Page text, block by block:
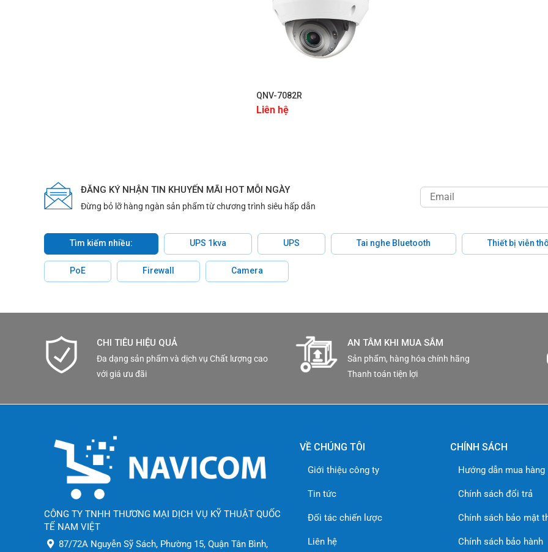
: Với chỉ 0.1Lux (F1.6, 1/30sec),
được trang bị chế độ ban đêm và ngày tự động (ICR) cùng với công nghệ
đèn hồng ngoại (IR) tới khoảng cách 30m (98.42ft), giúp bạn quan sát mọi sự kiện một cách rõ ràng dù trong
: Với khả năng chống va đập đạt chuẩn IK10 và khả năng chống nước đạt chuẩn IP66,
có thể hoạt động trong môi trường khắc nghiệt và bảo vệ khỏi các tác động bên ngoài.
Phát hiện chuyển động và xâm nhập: Tích hợp tính năng phát hiện chuyển động, xâm nhập và phát hiện mất
QNV-7082R nhận được cảnh báo ngay khi có sự kiện không mong muốn xảy ra.
dữ liệu một cách tiện lợi và linh hoạt.
Tùy chỉnh góc quan sát: Hỗ trợ chế độ xem theo chiều ngang hoặc chiều dọc (90°/270°) giúp QNV-7082Rtùy
sát một cách linh hoạt. Đặc biệt, hỗ trợ chức năng LDC giúp giảm nhiễu và cải thiện chất lượng hình ảnh.
ưu cho hệ thống giám sát an ninh của bạn. Đảm bảo sự an toàn và an ninh cho ngôi nhà hoặc doanh nghiệp của
Datasheet tài liệu thông số kỹ thuậtQNV-7082R/VAP
QNV-7082R
Liên hệ
ĐĂNG KÝ NHẬN TIN KHUYẾN MÃI HOT MỖI NGÀY
Đừng bỏ lỡ hàng ngàn sản phẩm từ chương trình siêu hấp dẫn
Tìm kiếm nhiều: UPS 1kva UPS Tai nghe Bluetooth Thiết bị viễn
PoE Firewall Camera
CHI TIÊU HIỆU QUẢ
Đa dạng sản phẩm và dịch vụ Chất lượng cao
với giá ưu đãi
AN TÂM KHI MUA SẮM
Sản phẩm, hàng hóa chính hãng
Thanh toán tiện lợi
CÔNG TY TNHH THƯƠNG MẠI DỊCH VỤ KỸ THUẬT QUỐC
TẾ NAM VIỆT
87/72A Nguyễn Sỹ Sách, Phường 15, Quận Tân Bình,
VỀ CHÚNG TÔI
Giới thiệu công ty
Tin tức
Đối tác chiến lược
Liên hệ
CHÍNH SÁCH
Hướng dẫn mua hàng
Chính sách đổi trả
Chính sách bảo mật
Chính sách bảo hành